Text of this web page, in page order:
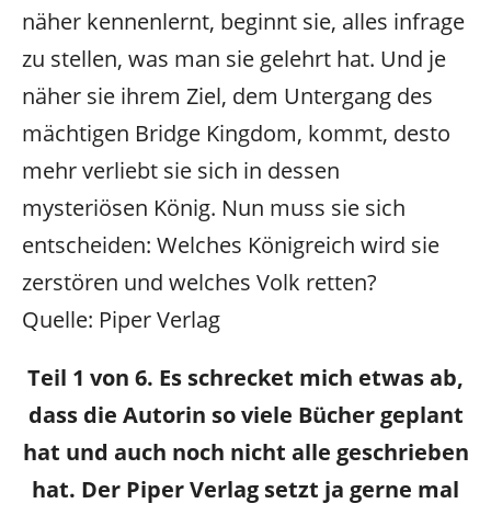
näher kennenlernt, beginnt sie, alles infrage
zu stellen, was man sie gelehrt hat. Und je
näher sie ihrem Ziel, dem Untergang des
mächtigen Bridge Kingdom, kommt, desto
mehr verliebt sie sich in dessen
mysteriösen König. Nun muss sie sich
entscheiden: Welches Königreich wird sie
zerstören und welches Volk retten?
Quelle: Piper Verlag
Teil 1 von 6. Es schrecket mich etwas ab,
dass die Autorin so viele Bücher geplant
hat und auch noch nicht alle geschrieben
hat. Der Piper Verlag setzt ja gerne mal